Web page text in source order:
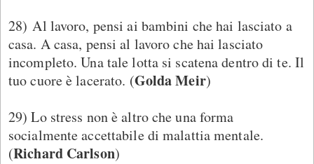
28) Al lavoro, pensi ai bambini che hai lasciato a
casa. A casa, pensi al lavoro che hai lasciato
incompleto. Una tale lotta si scatena dentro di te. Il
tuo cuore è lacerato. (Golda Meir)
29) Lo stress non è altro che una forma
socialmente accettabile di malattia mentale.
(Richard Carlson)